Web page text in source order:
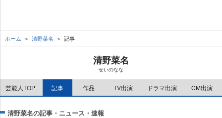
ホーム 清野菜名 記事
清野菜名
せいのなな
芸能人TOP 記事 作品 TV出演 ドラマ出演 CM出演
清野菜名の記事・ニュース・速報